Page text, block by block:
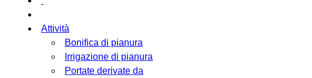
Attività
Bonifica di pianura
Irrigazione di pianura
Portate derivate da